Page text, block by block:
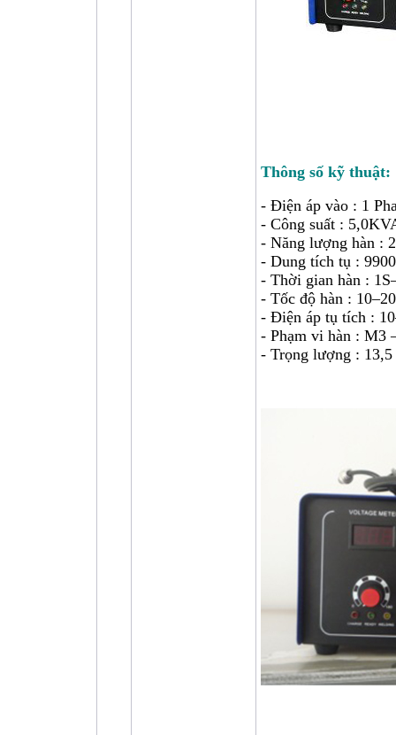
Thông số kỹ thuật:
- Điện áp vào : 1
- Công suất :
- Năng lượng hàn :
- Dung tích tụ :
- Thời gian hàn :
- Tốc độ hàn :
- Điện áp tụ tích :
- Phạm vi hàn : M3
- Trọng lượng :